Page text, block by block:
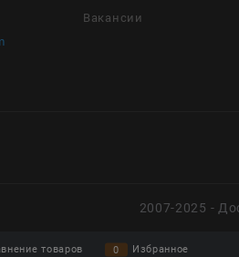
Вакансии
2007-2025 -
товаров 0 Избранное